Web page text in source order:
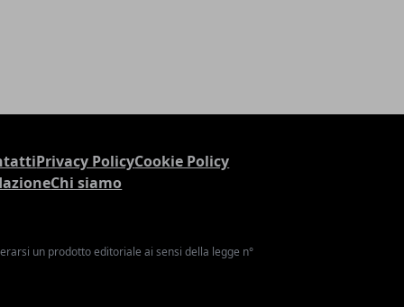
Privacy PolicyCookie Policy
Chi siamo
un prodotto editoriale ai sensi della legge n°